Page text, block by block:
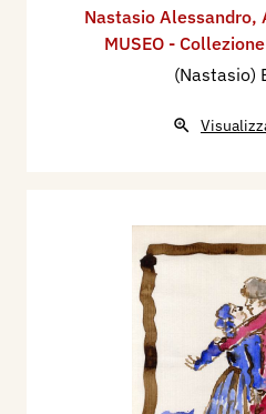
Nastasio Alessandro,
MUSEO -
(Nastasio)